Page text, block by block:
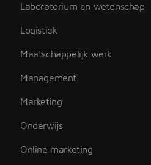
Laboratorium en wetenschap
Logistiek
Maatschappelijk werk
Management
Marketing
Onderwijs
Online marketing